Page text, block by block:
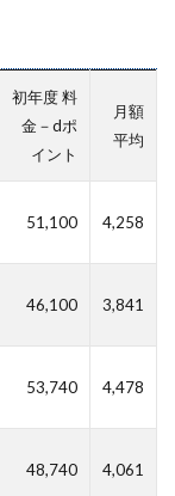
初年度 料
金－dポ
イント
月額
平均
51,100 4,258
46,100 3,841
53,740 4,478
48,740 4,061